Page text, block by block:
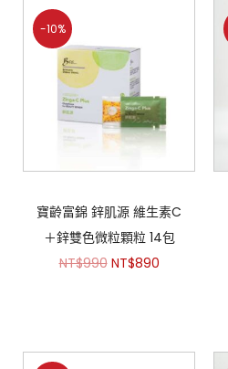
-10%
寶齡富錦 鋅肌源 維生素C
＋鋅雙色微粒顆粒 14包
NT$990 NT$890